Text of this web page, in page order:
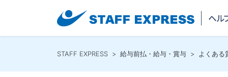
STAFF EXPRESS 給与前払・給与・賞与 よくある